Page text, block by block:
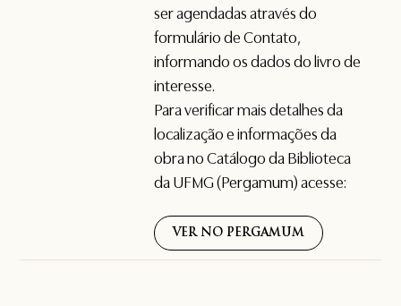
ser agendadas através do
formulário deContato,
informando os dados do livro de
interesse.
Para verificar mais detalhes da
localização e informações da
obra no Catálogo da Biblioteca
da UFMG (Pergamum) acesse:
VER NO PERGAMUM